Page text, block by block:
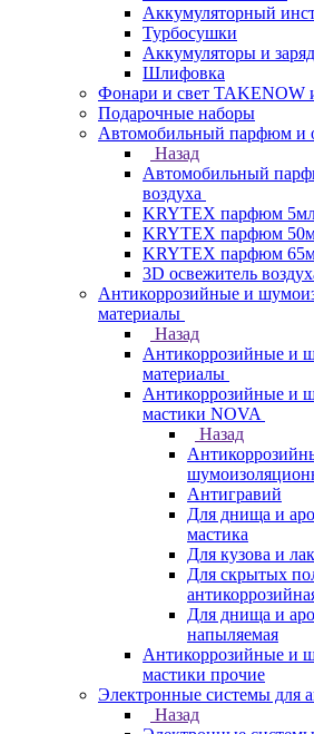
Аккумуляторный
Турбосушки
Аккумуляторы и
Шлифовка
Фонари и свет TAKENOW
Подарочные наборы
Автомобильный парфюм и
Назад
Автомобильный
воздуха
KRYTEX парфюм
KRYTEX парфюм
KRYTEX парфюм
3D освежитель
Антикоррозийные и
материалы
Назад
Антикоррозийные и
материалы
Антикоррозийные и
мастики NOVA
Назад
Антигравий
Для днища и
мастика
Для кузова и
Для скрытых
Для днища и
напыляемая
Антикоррозийные и
мастики прочие
Электронные системы для
Назад